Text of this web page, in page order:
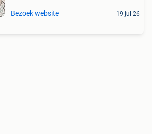
Bezoek website 19 jul 26